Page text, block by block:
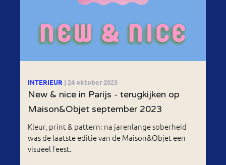
INTERIEUR | 24 oktober 2023
New & nice in Parijs - terugkijken op
Maison&Objet september 2023
Kleur, print & pattern: na jarenlange soberheid
was de laatste editie van de Maison&Objet een
visueel feest.